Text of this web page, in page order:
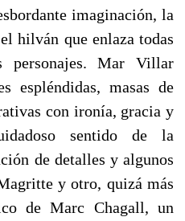
imaginación, la
hilván que enlaza todas
personajes. Mar Villar
espléndidas, masas de
con ironía, gracia y
sentido de la
de detalles y algunos
y otro, quizá más
de Marc Chagall, un